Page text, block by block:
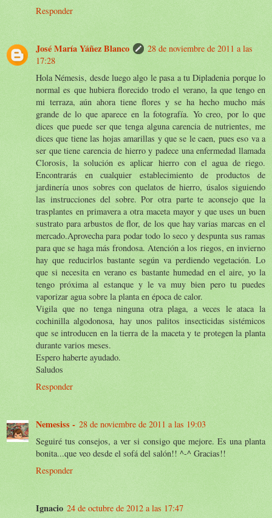
Responder
José María Yáñez Blanco
28 de noviembre de 2011 a las
17:28
Hola Némesis, desde luego algo le pasa a tu Dipladenia porque lo
normal es que hubiera florecido trodo el verano, la que tengo en
mi terraza, aún ahora tiene flores y se ha hecho mucho más
grande de lo que aparece en la fotografía. Yo creo, por lo que
dices que puede ser que tenga alguna carencia de nutrientes, me
dices que tiene las hojas amarillas y que se le caen, pues eso va a
ser que tiene carencia de hierro y padece una enfermedad llamada
Clorosis, la solución es aplicar hierro con el agua de riego.
Encontrarás en cualquier establecimiento de productos de
jardinería unos sobres con quelatos de hierro, úsalos siguiendo
las instrucciones del sobre. Por otra parte te aconsejo que la
trasplantes en primavera a otra maceta mayor y que uses un buen
sustrato para arbustos de flor, de los que hay varias marcas en el
mercado.Aprovecha para podar todo lo seco y despunta sus ramas
para que se haga más frondosa. Atención a los riegos, en invierno
hay que reducirlos bastante según va perdiendo vegetación. Lo
que si necesita en verano es bastante humedad en el aire, yo la
tengo próxima al estanque y le va muy bien pero tu puedes
vaporizar agua sobre la planta en época de calor.
Vigila que no tenga ninguna otra plaga, a veces le ataca la
cochinilla algodonosa, hay unos palitos insecticidas sistémicos
que se introducen en la tierra de la maceta y te protegen la planta
durante varios meses.
Espero haberte ayudado.
Saludos
Responder
Nemesiss - 28 de noviembre de 2011 a las 19:03
Seguiré tus consejos, a ver si consigo que mejore. Es una planta
bonita...que veo desde el sofá del salón!! ^-^ Gracias!!
Responder
Ignacio 24 de octubre de 2012 a las 17:47